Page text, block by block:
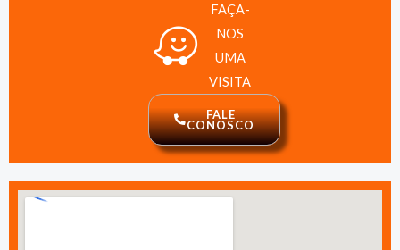
FAÇA-
NOS
UMA
VISITA
FALE
CONOSCO